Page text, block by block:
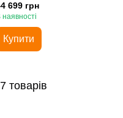
699 грн
наявності
Купити
товарів